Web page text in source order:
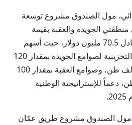
مول الصندوق مشروع توسعة
الجويدة والعقبة بقيمة
258.7 مليون درهم، ما يعادل 70.5 مليون دولار، حيث أسهم
المشروع في رفع السعة التخزينية لصوامع الجويدة بمقدار 120
ألف طن لتصل إلى 250 ألف طن، وصوامع العقبة بمقدار 100
200 ألف طن، دعماً للإستراتيجية الوطنية
مول الصندوق مشروع طريق عمّان